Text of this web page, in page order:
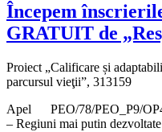
Începem
GRATUIT de
Proiect „Calificare și
parcursul vieţii”, 313159
Apel PEO/78/PEO_P9/
– Regiuni mai putin dezvoltate